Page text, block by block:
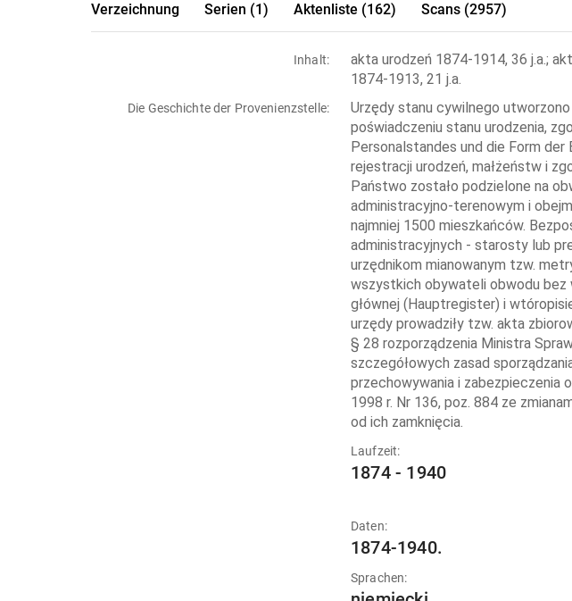
Verzeichnung Serien (1) Aktenliste (162) Scans (2957)
Inhalt:
akta urodzeń 1874-1914, 36 j.a.;
1874-1913, 21 j.a.
Die Geschichte der Provenienzstelle:
Urzędy stanu cywilnego
poświadczeniu stanu urodzenia,
Personalstandes und die Form der
rejestracji urodzeń, małżeństw i
Państwo zostało podzielone na
administracyjno-terenowym i
najmniej 1500 mieszkańców.
administracyjnych - starosty lub
urzędnikom mianowanym tzw.
wszystkich obywateli obwodu bez
głównej (Hauptregister) i
urzędy prowadziły tzw. akta
§ 28 rozporządzenia Ministra
szczegółowych zasad
przechowywania i zabezpieczenia
1998 r. Nr 136, poz. 884 ze
od ich zamknięcia.
Laufzeit:
1874 - 1940
Daten:
1874-1940.
Sprachen: